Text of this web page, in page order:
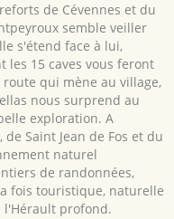
de Cévennes et du
semble veiller
s'étend face à lui,
les 15 caves vous feront
qui mène au village,
nous surprend au
exploration. A
Saint Jean de Fos et du
naturel
de randonnées,
fois touristique, naturelle
l'Hérault profond.